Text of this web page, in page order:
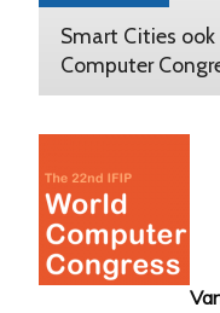
Smart Cities
Computer